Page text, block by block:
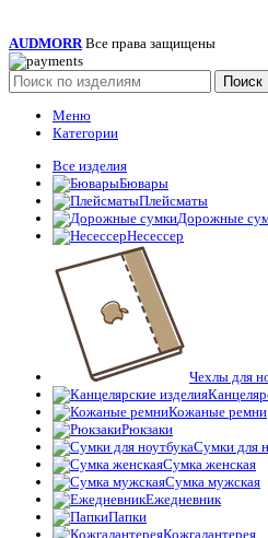
AUDMORR Все права защищены
Поиск
Меню
Категории
Все изделия
Бювары
Плейсматы
Дорожные
Несессер
Чехлы для
Кожаные ремни
Рюкзаки
Сумки для
Сумка женская
Сумка мужская
Ежедневник
Папки
Кожгалантерея